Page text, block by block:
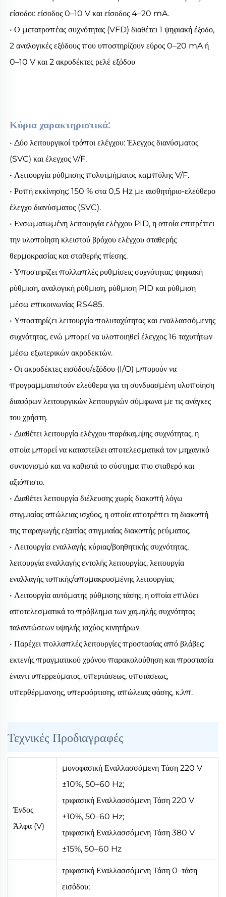
είσοδοι: είσοδος 0–10 V και είσοδος 4–20 mA.
• Ο μετατροπέας συχνότητας (VFD) διαθέτει 1 ψηφιακή έξοδο,
2 αναλογικές εξόδους που υποστηρίζουν εύρος 0–20 mA ή
0–10 V και 2 ακροδέκτες ρελέ εξόδου
Κύρια χαρακτηριστικά:
• Δύο λειτουργικοί τρόποι ελέγχου: Έλεγχος διανύσματος
(SVC) και έλεγχος V/F.
• Λειτουργία ρύθμισης πολυτμήματος καμπύλης V/F.
• Ροπή εκκίνησης: 150 % στα 0,5 Hz με αισθητήριο-ελεύθερο
έλεγχο διανύσματος (SVC).
• Ενσωματωμένη λειτουργία ελέγχου PID, η οποία επιτρέπει
την υλοποίηση κλειστού βρόχου ελέγχου σταθερής
θερμοκρασίας και σταθερής πίεσης.
• Υποστηρίζει πολλαπλές ρυθμίσεις συχνότητας: ψηφιακή
ρύθμιση, αναλογική ρύθμιση, ρύθμιση PID και ρύθμιση
μέσω επικοινωνίας RS485.
• Υποστηρίζει λειτουργία πολυταχύτητας και εναλλασσόμενης
συχνότητας, ενώ μπορεί να υλοποιηθεί έλεγχος 16 ταχυτήτων
μέσω εξωτερικών ακροδεκτών.
• Οι ακροδέκτες εισόδου/εξόδου (I/O) μπορούν να
προγραμματιστούν ελεύθερα για τη συνδυασμένη υλοποίηση
διαφόρων λειτουργικών λειτουργιών σύμφωνα με τις ανάγκες
του χρήστη.
• Διαθέτει λειτουργία ελέγχου παράκαμψης συχνότητας, η
οποία μπορεί να καταστείλει αποτελεσματικά τον μηχανικό
συντονισμό και να καθιστά το σύστημα πιο σταθερό και
αξιόπιστο.
• Διαθέτει λειτουργία διέλευσης χωρίς διακοπή λόγω
στιγμιαίας απώλειας ισχύος, η οποία αποτρέπει τη διακοπή
της παραγωγής εξαιτίας στιγμιαίας διακοπής ρεύματος.
• Λειτουργία εναλλαγής κύριας/βοηθητικής συχνότητας,
λειτουργία εναλλαγής εντολής λειτουργίας, λειτουργία
εναλλαγής τοπικής/απομακρυσμένης λειτουργίας
• Λειτουργία αυτόματης ρύθμισης τάσης, η οποία επιλύει
αποτελεσματικά το πρόβλημα των χαμηλής συχνότητας
ταλαντώσεων υψηλής ισχύος κινητήρων
• Παρέχει πολλαπλές λειτουργίες προστασίας από βλάβες:
εκτενής πραγματικού χρόνου παρακολούθηση και προστασία
έναντι υπερρεύματος, υπερτάσεως, υποτάσεως,
υπερθέρμανσης, υπερφόρτισης, απώλειας φάσης, κ.λπ.
Τεχνικές Προδιαγραφές
Ένδος
Άλφα (V)
μονοφασική Εναλλασσόμενη Τάση 220 V
±10%, 50–60 Hz;
τριφασική Εναλλασσόμενη Τάση 220 V
±10%, 50–60 Hz;
τριφασική Εναλλασσόμενη Τάση 380 V
±15%, 50–60 Hz
τριφασική Εναλλασσόμενη Τάση 0–τάση
εισόδου;